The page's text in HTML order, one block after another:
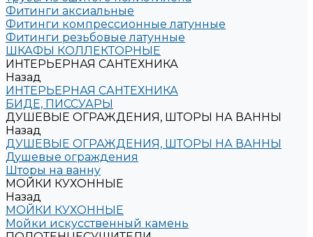
Фитинги аксиальные
Фитинги компрессионные латунные
Фитинги резьбовые латунные
ШКАФЫ КОЛЛЕКТОРНЫЕ
ИНТЕРЬЕРНАЯ САНТЕХНИКА
Назад
ИНТЕРЬЕРНАЯ САНТЕХНИКА
БИДЕ, ПИССУАРЫ
ДУШЕВЫЕ ОГРАЖДЕНИЯ, ШТОРЫ НА ВАННЫ
Назад
ДУШЕВЫЕ ОГРАЖДЕНИЯ, ШТОРЫ НА ВАННЫ
Душевые ограждения
Шторы на ванну
МОЙКИ КУХОННЫЕ
Назад
МОЙКИ КУХОННЫЕ
Мойки искусственный камень